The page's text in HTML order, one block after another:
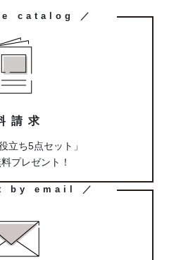
catalog ／
請求
立ち5点セット」
プレゼント！
by email ／